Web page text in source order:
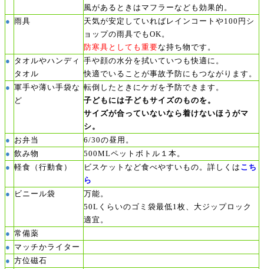
風があるときはマフラーなども効果的。
●
雨具
天気が安定していればレインコートや100円シ
ョップの雨具でもOK。
防寒具としても重要な持ち物です。
●
タオルやハンディ
タオル
手や顔の水分を拭いていつも快適に。
快適でいることが事故予防にもつながります。
● 軍手や薄い手袋な
ど
転倒したときにケガを予防できます。
子どもには子どもサイズのものを。
サイズが合っていないなら着けないほうがマ
シ。
●
お弁当
6/30の昼用。
● 飲み物
500MLペットボトル１本。
● 軽食（行動食） ビスケットなど食べやすいもの。詳しくは こち
ら
●
ビニール袋
万能。
50Lくらいのゴミ袋最低1枚、大ジップロック
適宜。
● 常備薬
●
マッチかライター
● 方位磁石